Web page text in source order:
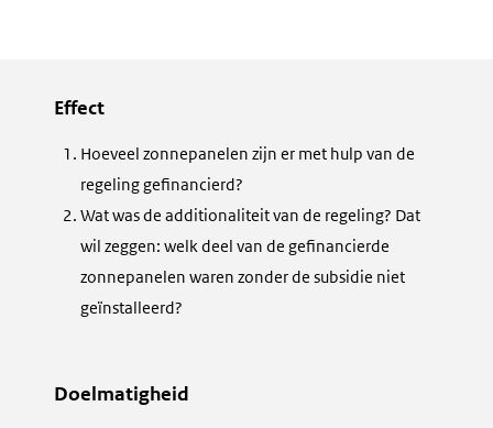
Effect
Hoeveel zonnepanelen zijn er met hulp van de
regeling gefinancierd?
Wat was de additionaliteit van de regeling? Dat
wil zeggen: welk deel van de gefinancierde
zonnepanelen waren zonder de subsidie niet
geïnstalleerd?
Doelmatigheid